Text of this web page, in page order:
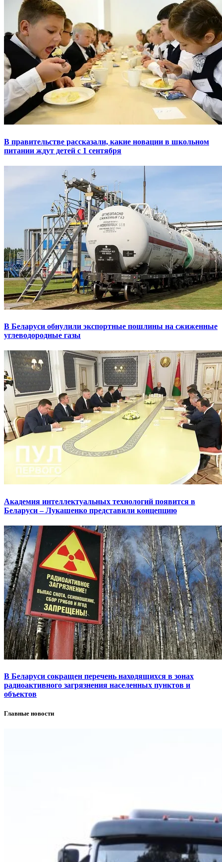
В правительстве рассказали, какие новации в школьном
питании ждут детей с 1 сентября
В Беларуси обнулили экспортные пошлины на сжиженные
углеводородные газы
Академия интеллектуальных технологий появится в
Беларуси – Лукашенко представили концепцию
В Беларуси сокращен перечень находящихся в зонах
радиоактивного загрязнения населенных пунктов и
объектов
Главные новости